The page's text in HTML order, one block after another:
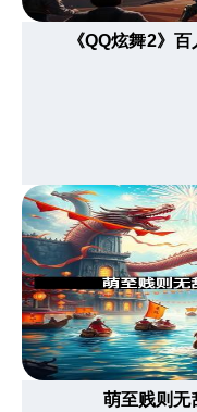
《QQ炫舞2》
萌至贱则无